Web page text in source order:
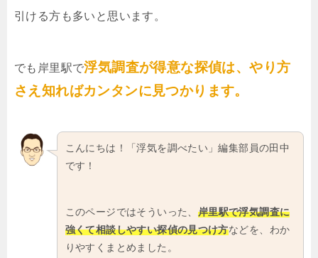
引ける方も多いと思います。
でも岸里駅で浮気調査が得意な探偵は、やり方
さえ知ればカンタンに見つかります。
こんにちは！「浮気を調べたい」編集部員の田中
です！
このページではそういった、 岸里駅で浮気調査に
強くて相談しやすい探偵の見つけ方などを、わか
りやすくまとめました。